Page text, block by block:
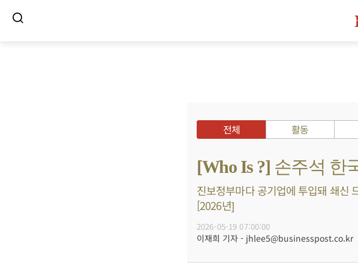
전체 활동
[Who Is ?] 손주석 한
진보정부마다 공기업에 투입돼 쇄신
[2026년]
2026-05-19 07:00:00
이재희 기자 - jhlee5@businesspost.co.kr